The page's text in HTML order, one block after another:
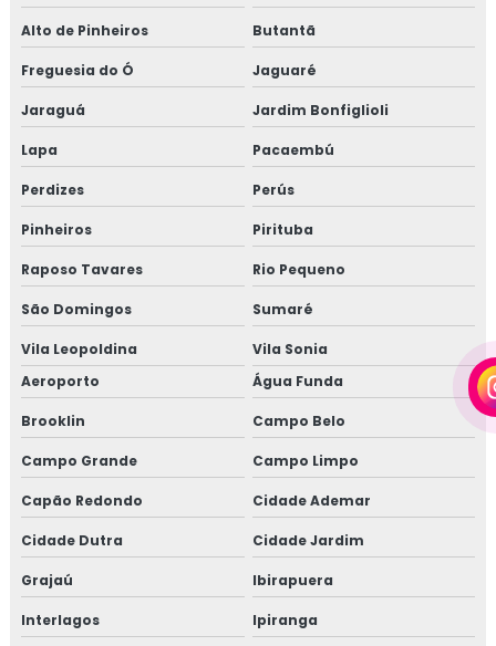
EMPRESA DE TOPOGRAFIA EM SANTO ANDRÉ
EMPRESA DE TOPOGRAFIA EM SÃO BERNARDO
EMPRESA DE TOPOGRAFIA EM SUZANO
EMPRESA DE TOPOGRAFIA EM SÃO JOSÉ DOS
CAMPOS
EMPRESA DE TOPOGRAFIA EM CAMPINAS
EMPRESA DE TOPOGRAFIA EM RIBEIRÃO PIRES
Alto de Pinheiros Butantã
Freguesia do Ó Jaguaré
Jaraguá Jardim Bonfiglioli
Lapa Pacaembú
Perdizes Perús
Pinheiros Pirituba
Raposo Tavares Rio Pequeno
São Domingos Sumaré
Vila Leopoldina
Vila Sonia
Aeroporto
Água Funda
Brooklin Campo Belo
Campo Grande Campo Limpo
Capão Redondo Cidade Ademar
Cidade Dutra Cidade Jardim
Grajaú Ibirapuera
Interlagos Ipiranga